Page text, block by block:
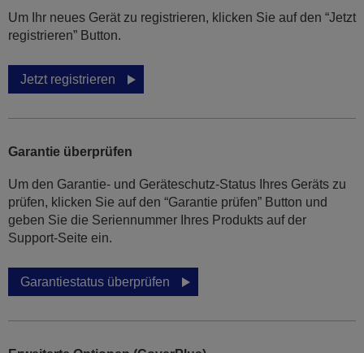
Um Ihr neues Gerät zu registrieren, klicken Sie auf den “Jetzt
registrieren” Button.
Jetzt registrieren
Garantie überprüfen
Um den Garantie- und Geräteschutz-Status Ihres Geräts zu
prüfen, klicken Sie auf den “Garantie prüfen” Button und
geben Sie die Seriennummer Ihres Produkts auf der
Support-Seite ein.
Garantiestatus überprüfen